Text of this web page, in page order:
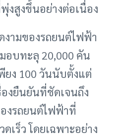
งสูงขึ้นอย่างต่อเนื่อง
งามของรถยนต์ไฟฟ้า
อบทะลุ 20,000 คัน
ยง 100 วันนับตั้งแต่
งยืนยันที่ชัดเจนถึง
งรถยนต์ไฟฟ้าที่
เร็ว โดยเฉพาะอย่าง